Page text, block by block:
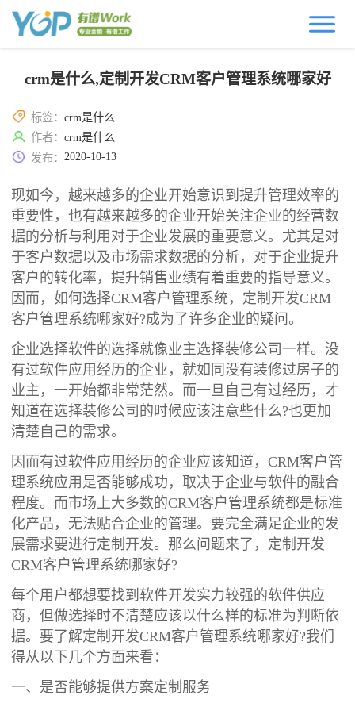
crm是什么,定制开发CRM客户管理系统哪家好
标签：crm是什么
作者：crm是什么
发布：2020-10-13
现如今，越来越多的企业开始意识到提升管理效率的
重要性，也有越来越多的企业开始关注企业的经营数
据的分析与利用对于企业发展的重要意义。尤其是对
于客户数据以及市场需求数据的分析，对于企业提升
客户的转化率，提升销售业绩有着重要的指导意义。
因而，如何选择CRM客户管理系统，定制开发CRM
客户管理系统哪家好?成为了许多企业的疑问。
企业选择软件的选择就像业主选择装修公司一样。没
有过软件应用经历的企业，就如同没有装修过房子的
业主，一开始都非常茫然。而一旦自己有过经历，才
知道在选择装修公司的时候应该注意些什么?也更加
清楚自己的需求。
因而有过软件应用经历的企业应该知道，CRM客户管
理系统应用是否能够成功，取决于企业与软件的融合
程度。而市场上大多数的CRM客户管理系统都是标准
化产品，无法贴合企业的管理。要完全满足企业的发
展需求要进行定制开发。那么问题来了，定制开发
CRM客户管理系统哪家好?
每个用户都想要找到软件开发实力较强的软件供应
商，但做选择时不清楚应该以什么样的标准为判断依
据。要了解定制开发CRM客户管理系统哪家好?我们
得从以下几个方面来看：
一、是否能够提供方案定制服务